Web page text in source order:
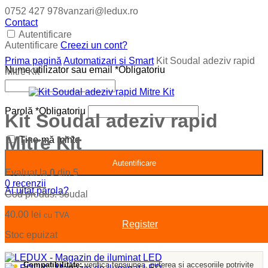
0752 427 978vanzari@ledux.ro
Contact
Autentificare
Autentificare Creezi un cont?
Nume utilizator sau email *Obligatoriu
Parolă *Obligatoriu
Ține-mă minte
Autentificare
Ai uitat parola?
Register
Prima pagină Automatizari si Smart Kit Soudal adeziv rapid
Mitre Kit
Kit Soudal adeziv rapid
Mitre Kit
Evaluat la0din 5
0 recenzii
Cod produs: soudal
40.00 lei cu TVA
Stoc epuizat
Compatibilitate:verifica tensiunea, puterea si accesoriile potrivite